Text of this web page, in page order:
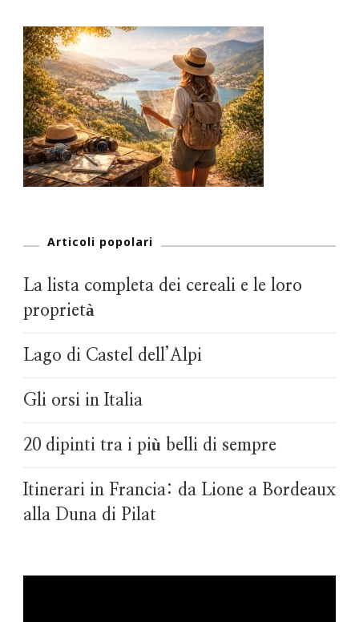
Articoli popolari
La lista completa dei cereali e le loro
proprietà
Lago di Castel dell’Alpi
Gli orsi in Italia
20 dipinti tra i più belli di sempre
Itinerari in Francia: da Lione a Bordeaux
alla Duna di Pilat